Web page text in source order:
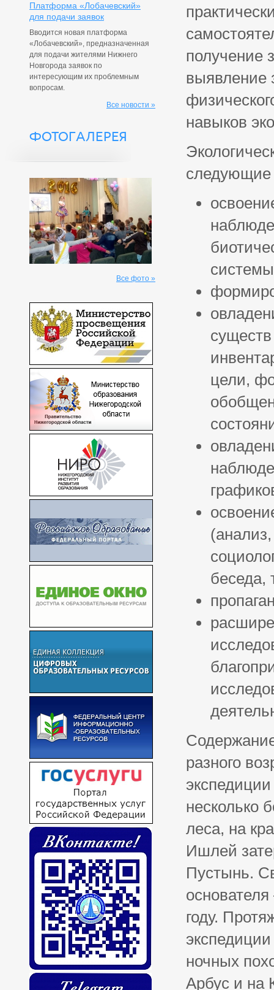
Платформа «Лобачевский»
для подачи заявок
Вводится новая платформа
«Лобачевский», предназначенная
для подачи жителями Нижнего
Новгорода заявок по
интересующим их проблемным
вопросам.
Все новости »
ФОТОГАЛЕРЕЯ
Все фото »
получение
выявление
навыков
следующие
цели,
беседа,
разного
несколько
леса, на
Ишлей
Пустынь.
году.
ночных
Арбус и на